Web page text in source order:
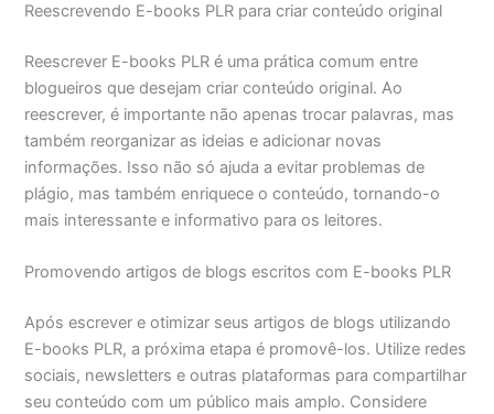
Reescrevendo E-books PLR para criar conteúdo original
Reescrever E-books PLR é uma prática comum entre
blogueiros que desejam criar conteúdo original. Ao
reescrever, é importante não apenas trocar palavras, mas
também reorganizar as ideias e adicionar novas
informações. Isso não só ajuda a evitar problemas de
plágio, mas também enriquece o conteúdo, tornando-o
mais interessante e informativo para os leitores.
Promovendo artigos de blogs escritos com E-books PLR
Após escrever e otimizar seus artigos de blogs utilizando
E-books PLR, a próxima etapa é promovê-los. Utilize redes
sociais, newsletters e outras plataformas para compartilhar
seu conteúdo com um público mais amplo. Considere